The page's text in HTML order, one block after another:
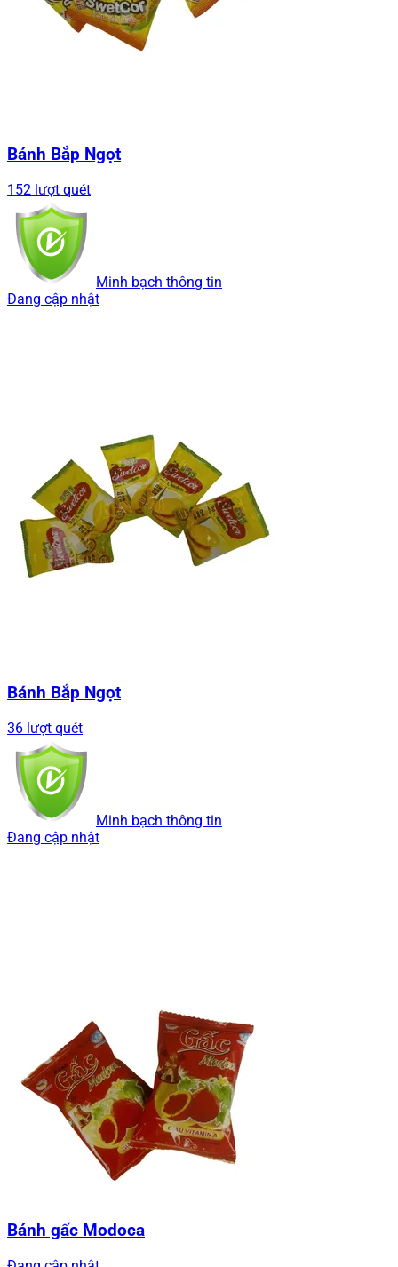
Bánh Bắp Ngọt
152 lượt quét
Minh bạch thông tin
Đang cập nhật
Bánh Bắp Ngọt
36 lượt quét
Minh bạch thông tin
Đang cập nhật
Bánh gấc Modoca